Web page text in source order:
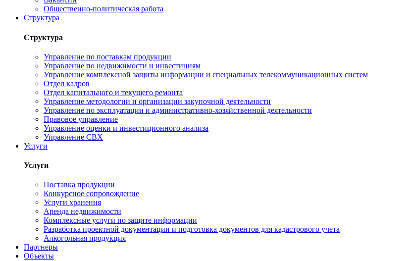
Общественно-политическая работа
Структура
Структура
Управление по поставкам продукции
Управление по недвижимости и инвестициям
Управление комплексной защиты информации и специальных телекоммуникационных систем
Отдел кадров
Отдел капитального и текущего ремонта
Управление методологии и организации закупочной деятельности
Управление по эксплуатации и административно-хозяйственной деятельности
Правовое управление
Управление оценки и инвестиционного анализа
Управление СВХ
Услуги
Услуги
Поставка продукции
Конкурсное сопровождение
Услуги хранения
Аренда недвижимости
Комплексные услуги по защите информации
Разработка проектной документации и подготовка документов для кадастрового учета
Алкогольная продукция
Партнеры
Объекты